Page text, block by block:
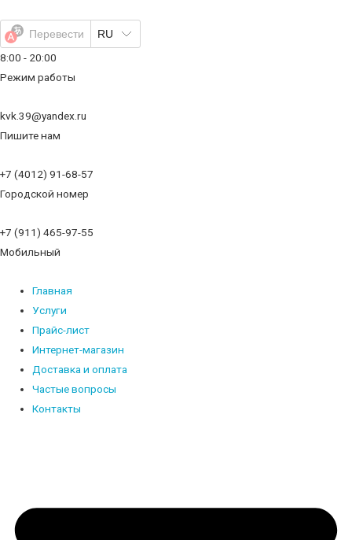
содержимому
Перевести
RU
8:00 - 20:00
Режим работы
kvk.39@yandex.ru
Пишите нам
+7 (4012) 91-68-57
Городской номер
+7 (911) 465-97-55
Мобильный
Главная
Услуги
Прайс-лист
Интернет-магазин
Доставка и оплата
Частые вопросы
Контакты